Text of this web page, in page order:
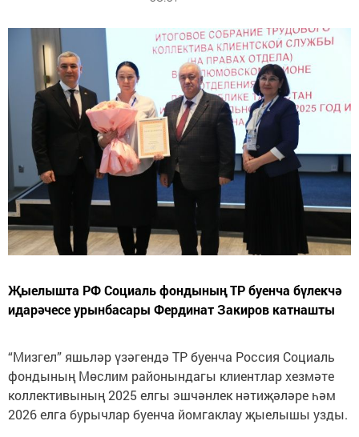
Җыелышта РФ Социаль фондының ТР буенча бүлекчә
идарәчесе урынбасары Фердинат Закиров катнашты
“Мизгел” яшьләр үзәгендә ТР буенча Россия Социаль
фондының Мөслим районындагы клиентлар хезмәте
коллективының 2025 елгы эшчәнлек нәтиҗәләре һәм
2026 елга бурычлар буенча йомгаклау җыелышы узды.